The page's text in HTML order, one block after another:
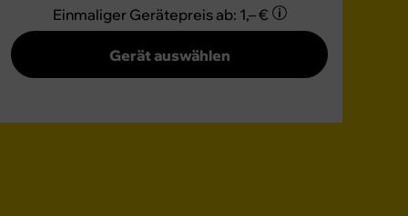
Einmaliger Gerätepreisab: 1,– €
Gerät auswählen